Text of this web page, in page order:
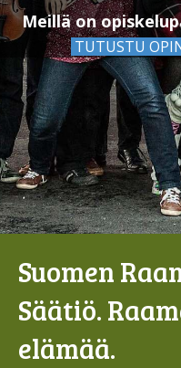
Meillä on
TUTUSTU
Suomen
Säätiö.
elämää.